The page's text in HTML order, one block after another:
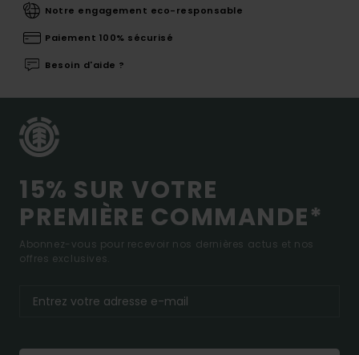
Notre engagement eco-responsable
Paiement 100% sécurisé
Besoin d'aide ?
15% SUR VOTRE
PREMIÈRE COMMANDE*
Abonnez-vous pour recevoir nos dernières actus et nos
offres exclusives.